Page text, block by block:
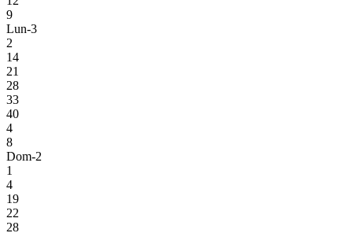
9
Lun-3
2
14
21
28
33
40
4
8
Dom-2
1
4
19
22
28